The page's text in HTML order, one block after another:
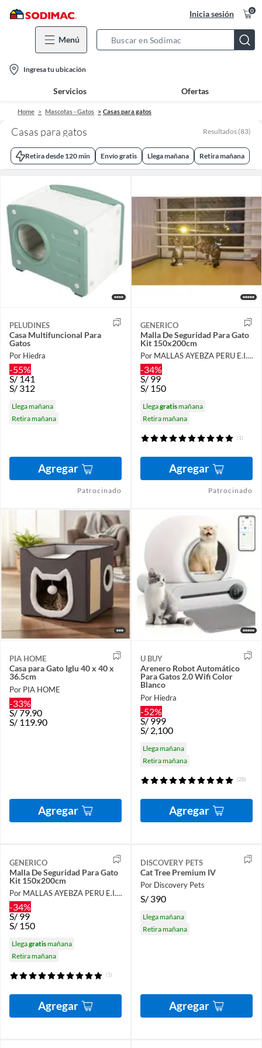
Inicia sesión 0
Menú
Bar
location-
icon
Ingresa tu ubicación
Servicios Ofertas
Home Mascotas - Gatos Casas para gatos
Casas para gatos Resultados (83)
Retira desde 120 min Envío gratis Llega mañana Retira mañana
PELUDINES
Casa Multifuncional Para
Gatos
Por Hiedra
-55%
S/ 141
S/ 312
Llega mañana
Retira mañana
Agregar
Patrocinado
GENERICO
Malla De Seguridad Para Gato
Kit 150x200cm
Por MALLAS AYEBZA PERU E.I.R.L
-34%
S/ 99
S/ 150
Llegagratismañana
Retira mañana
(1)
Agregar
Patrocinado
PIA HOME
Casa para Gato Iglu 40 x 40 x
36.5cm
Por PIA HOME
-33%
S/79.90
S/ 119.90
Agregar
U BUY
Arenero Robot Automático
Para Gatos 2.0 Wifi Color
Blanco
Por Hiedra
-52%
S/999
S/ 2,100
Llega mañana
Retira mañana
(28)
Agregar
GENERICO
Malla De Seguridad Para Gato
Kit 150x200cm
Por MALLAS AYEBZA PERU E.I.R.L
-34%
S/99
S/ 150
Llegagratismañana
Retira mañana
(1)
Agregar
DISCOVERY PETS
Cat Tree Premium IV
Por Discovery Pets
S/ 390
Llega mañana
Retira mañana
Agregar